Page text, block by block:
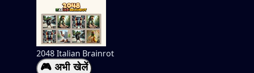
2048 Italian Brainrot
🎮 अभी खेलें